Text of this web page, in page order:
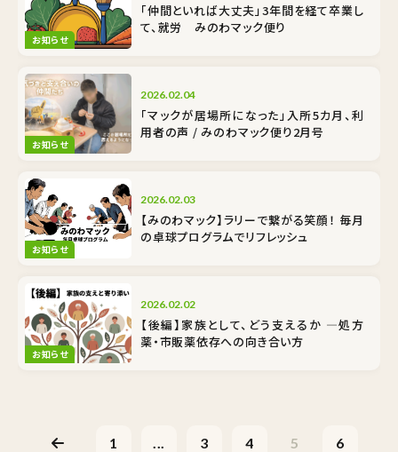
お知らせ
「仲間といれば大丈夫」3年間を経て卒業し
て、就労 みのわマック便り
お知らせ
2026.02.04
「マックが居場所になった」入所5カ月、利
用者の声 / みのわマック便り2月号
お知らせ
2026.02.03
【みのわマック】ラリーで繋がる笑顔！ 毎月
の卓球プログラムでリフレッシュ
お知らせ
2026.02.02
【後編】家族として、どう支えるか ―処方
薬・市販薬依存への向き合い方
1 ... 3 4 5 6